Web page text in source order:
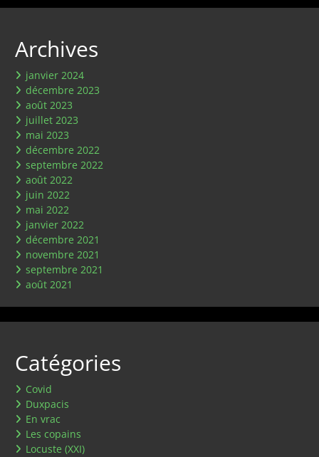
Archives
janvier 2024
décembre 2023
août 2023
juillet 2023
mai 2023
décembre 2022
septembre 2022
août 2022
juin 2022
mai 2022
janvier 2022
décembre 2021
novembre 2021
septembre 2021
août 2021
Catégories
Covid
Duxpacis
En vrac
Les copains
Locuste (XXI)